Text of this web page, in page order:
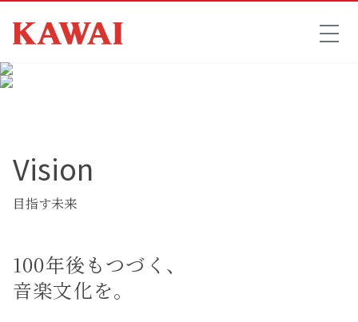
Vision
目指す未来
100年後もつづく、
音楽文化を。